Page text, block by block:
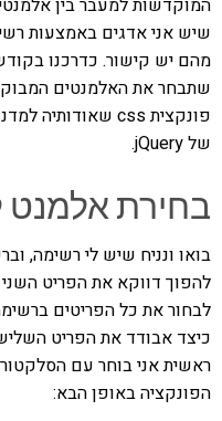
מהם יש קישור. כדרכנו
שתבחר את האלמנטים
של jQuery.
בחירת
להפוך דווקא את הפריט
ראשית אני בוחר עם
הפונקציה באופן הבא: